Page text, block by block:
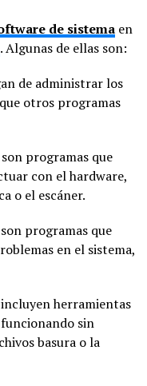
de sistema en
. Algunas de ellas son:
de administrar los
otros programas
son programas que
con el hardware,
o el escáner.
son programas que
en el sistema,
incluyen herramientas
sin
basura o la